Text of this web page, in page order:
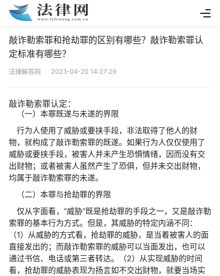
敲诈勒索罪和抢劫罪的区别有哪些？敲诈勒索罪认
定标准有哪些？
法律解答网 2023-04-20 14:27:29
敲诈勒索罪认定：
（一）本罪既遂与未遂的界限
行为人使用了威胁或要挟手段，非法取得了他人的财
物，就构成了敲诈勒索罪的既遂。如果行为人仅仅使用了
威胁或要挟手段，被害人并未产生恐惧情绪，因而没有交
出财物；或者被害人虽然产生了恐俱，但并未交出财物，
均属于敲诈勒索罪的未遂。
（二）本罪与抢劫罪的界限
仅从字面看，“威胁”既是抢劫罪的手段之一，又是敲诈勒
索罪的基本行为方式。但是，其威胁的特定内涵不同：
（1）从威胁的方式看，抢劫罪的威胁，是当着被害人的面
直接发出的；而敲诈勒索罪的威胁可以当面发出，也可以
通过书信、电话或第三者转达。（2）从实现威胁的时间
看，抢劫罪的威胁表现为扬言如不交出财物，就要当场实